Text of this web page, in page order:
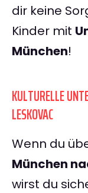
dir keine
Kinder mit
München!
KULTURELLE
LESKOVAC
Wenn du
München
wirst du